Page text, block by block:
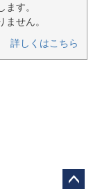
す。
せん。
詳しくはこちら